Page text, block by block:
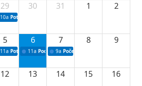
29
10a Potpisivanje ugovora sa neprofitnim
30 31 1 2
5
11a Potpisivanje ugovora o stipendijama za
6
11a Podrška razvoju vodne infrastrukture u
7
9a Početak izgradnje nove
8 9
12 13 14 15 16